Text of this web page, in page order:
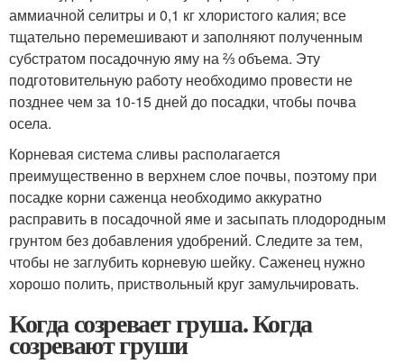
аммиачной селитры и 0,1 кг хлористого калия; все
тщательно перемешивают и заполняют полученным
субстратом посадочную яму на ⅔ объема. Эту
подготовительную работу необходимо провести не
позднее чем за 10-15 дней до посадки, чтобы почва
осела.
Корневая система сливы располагается
преимущественно в верхнем слое почвы, поэтому при
посадке корни саженца необходимо аккуратно
расправить в посадочной яме и засыпать плодородным
грунтом без добавления удобрений. Следите за тем,
чтобы не заглубить корневую шейку. Саженец нужно
хорошо полить, приствольный круг замульчировать.
Когда созревает груша. Когда
созревают груши